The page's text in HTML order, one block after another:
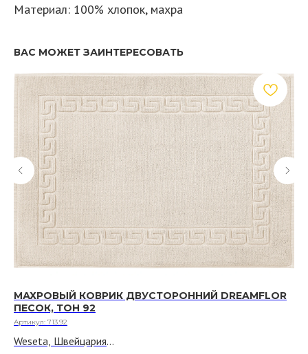
Материал: 100% хлопок, махра
ВАС МОЖЕТ ЗАИНТЕРЕСОВАТЬ
МАХРОВЫЙ КОВРИК ДВУСТОРОННИЙ DREAMFLOR
ПЕСОК, ТОН 92
Артикул: 713.92
Weseta, Швейцария